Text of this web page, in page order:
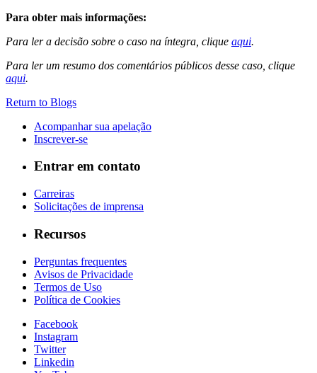
Para obter mais informações:
Para ler a decisão sobre o caso na íntegra, clique aqui.
Para ler um resumo dos comentários públicos desse caso, clique
aqui.
Return to Blogs
Acompanhar sua apelação
Inscrever-se
Entrar em contato
Carreiras
Solicitações de imprensa
Recursos
Perguntas frequentes
Avisos de Privacidade
Termos de Uso
Política de Cookies
Facebook
Instagram
Twitter
Linkedin